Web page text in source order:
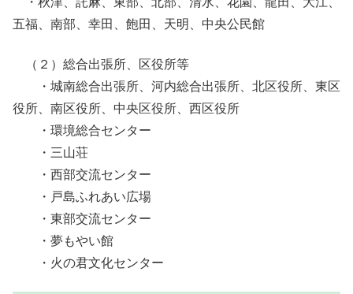
五福、南部、幸田、飽田、天明、中央公民館
（２）総合出張所、区役所等
・城南総合出張所、河内総合出張所、北区役所、東区
役所、南区役所、中央区役所、西区役所
・環境総合センター
・三山荘
・西部交流センター
・戸島ふれあい広場
・東部交流センター
・夢もやい館
・火の君文化センター